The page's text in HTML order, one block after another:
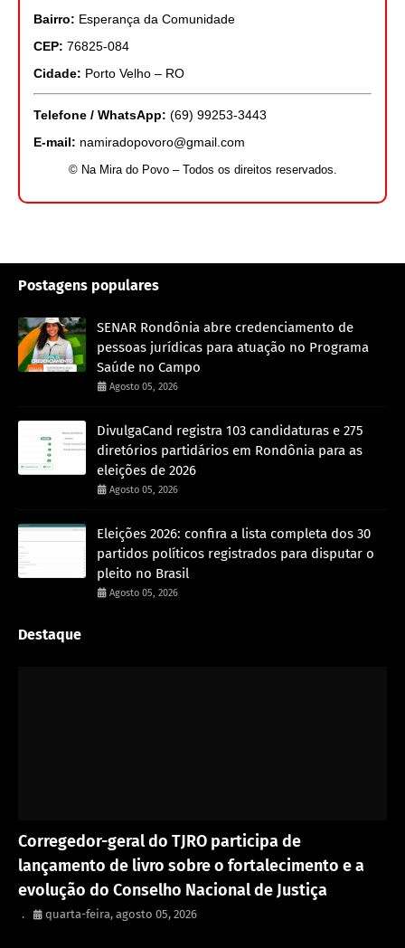
Bairro: Esperança da Comunidade
CEP: 76825-084
Cidade: Porto Velho – RO
Telefone / WhatsApp: (69) 99253-3443
E-mail: namiradopovoro@gmail.com
© Na Mira do Povo – Todos os direitos reservados.
Postagens populares
SENAR Rondônia abre credenciamento de
pessoas jurídicas para atuação no Programa
Saúde no Campo
Agosto 05, 2026
DivulgaCand registra 103 candidaturas e 275
diretórios partidários em Rondônia para as
eleições de 2026
Agosto 05, 2026
Eleições 2026: confira a lista completa dos 30
partidos políticos registrados para disputar o
pleito no Brasil
Agosto 05, 2026
Destaque
Corregedor-geral do TJRO participa de
lançamento de livro sobre o fortalecimento e a
evolução do Conselho Nacional de Justiça
. quarta-feira, agosto 05, 2026